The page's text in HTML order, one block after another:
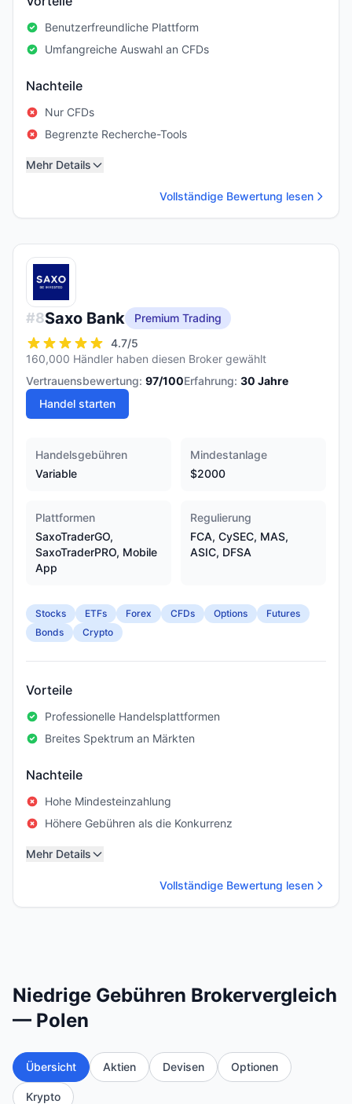
Benutzerfreundliche Plattform
Umfangreiche Auswahl an CFDs
Nachteile
Nur CFDs
Begrenzte Recherche-Tools
Mehr Details
Vollständige Bewertung lesen
#8Saxo Bank
Premium Trading
4.7/5
160,000 Händler haben diesen Broker gewählt
Vertrauensbewertung: 97/100Erfahrung: 30 Jahre
Handel starten
Handelsgebühren
Variable
Mindestanlage
$2000
Plattformen
SaxoTraderGO,
SaxoTraderPRO, Mobile
App
Regulierung
FCA, CySEC, MAS,
ASIC, DFSA
Stocks ETFs Forex CFDs Options
Futures
Bonds
Crypto
Vorteile
Professionelle Handelsplattformen
Breites Spektrum an Märkten
Nachteile
Hohe Mindesteinzahlung
Höhere Gebühren als die Konkurrenz
Mehr Details
Vollständige Bewertung lesen
Niedrige Gebühren Brokervergleich
— Polen
Übersicht Aktien Devisen Optionen
Krypto